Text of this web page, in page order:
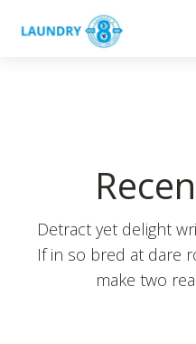
Detract yet delight
If in so bred at dare
make two